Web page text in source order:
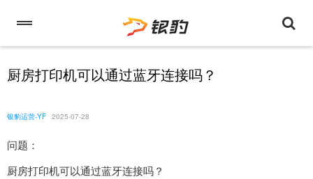
厨房打印机可以通过蓝牙连接吗？
银豹运营-YF 2025-07-28
问题：
厨房打印机可以通过蓝牙连接吗？